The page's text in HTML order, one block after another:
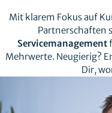
Mit klarem Fokus auf
Partnerschaften
Servicemanagement
Mehrwerte. Neugierig?
Dir,